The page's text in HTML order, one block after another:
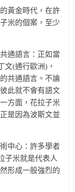
黃金時代，在許
米的個案，至少
通語言：正如當
文(通行歐洲)，
共通語言。不論
此就不會有語文
方面，花拉子米
是因為波斯文並
中心：許多學者
子米就是代表人
形成一股強烈的